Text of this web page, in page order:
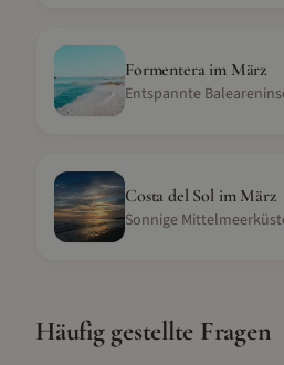
Formentera im März
Entspannte
Costa del Sol im März
Häufig gestellte Fragen